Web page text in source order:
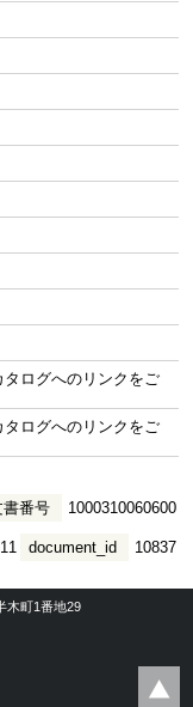
タログへのリンクをご
タログへのリンクをご
番号 1000310060600
document_id 10837
木町1番地29